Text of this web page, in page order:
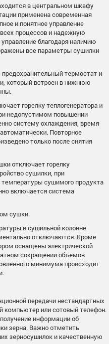
в центральном шкафу
применена современная
и понятное управление
процессов и надежную
благодаря наличию
все параметры сушилки
термостат и
который встроен в нижнюю
горелку теплогенератора и
недопустимом повышении
систему охлаждения, время
Повторное
только после снятия
отключает горелку
сушилки, при
сушимого продукта
включается система
сушки.
в сушильной колонне
отключаются. Кроме
оснащены электрической
сокращении объемов
минимума происходит
передачи нестандартных
компьютер или сотовый телефон.
информации об
зерна. Важно отметить
зерносушилок и качественную